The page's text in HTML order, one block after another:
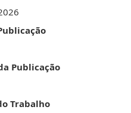
Publicação
Trabalho